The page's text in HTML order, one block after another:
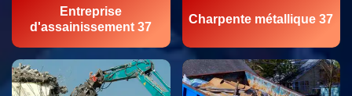
Entreprise
d'assainissement 37
Charpente métallique 37